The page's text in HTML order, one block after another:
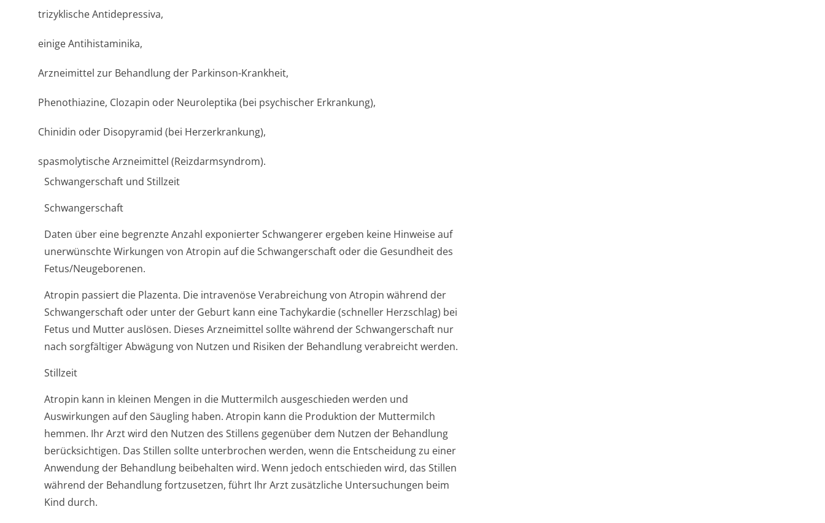
trizyklische Antidepressiva,
einige Antihistaminika,
Arzneimittel zur Behandlung der Parkinson-Krankheit,
Phenothiazine, Clozapin oder Neuroleptika (bei psychischer Erkrankung),
Chinidin oder Disopyramid (bei Herzerkrankung),
spasmolytische Arzneimittel (Reizdarmsyndrom).
Schwangerschaft und Stillzeit
Schwangerschaft
Daten über eine begrenzte Anzahl exponierter Schwangerer ergeben keine Hinweise auf
unerwünschte Wirkungen von Atropin auf die Schwangerschaft oder die Gesundheit des
Fetus/Neugeborenen.
Atropin passiert die Plazenta. Die intravenöse Verabreichung von Atropin während der
Schwangerschaft oder unter der Geburt kann eine Tachykardie (schneller Herzschlag) bei
Fetus und Mutter auslösen. Dieses Arzneimittel sollte während der Schwangerschaft nur
nach sorgfältiger Abwägung von Nutzen und Risiken der Behandlung verabreicht werden.
Stillzeit
Atropin kann in kleinen Mengen in die Muttermilch ausgeschieden werden und
Auswirkungen auf den Säugling haben. Atropin kann die Produktion der Muttermilch
hemmen. Ihr Arzt wird den Nutzen des Stillens gegenüber dem Nutzen der Behandlung
berücksichtigen. Das Stillen sollte unterbrochen werden, wenn die Entscheidung zu einer
Anwendung der Behandlung beibehalten wird. Wenn jedoch entschieden wird, das Stillen
während der Behandlung fortzusetzen, führt Ihr Arzt zusätzliche Untersuchungen beim
Kind durch.